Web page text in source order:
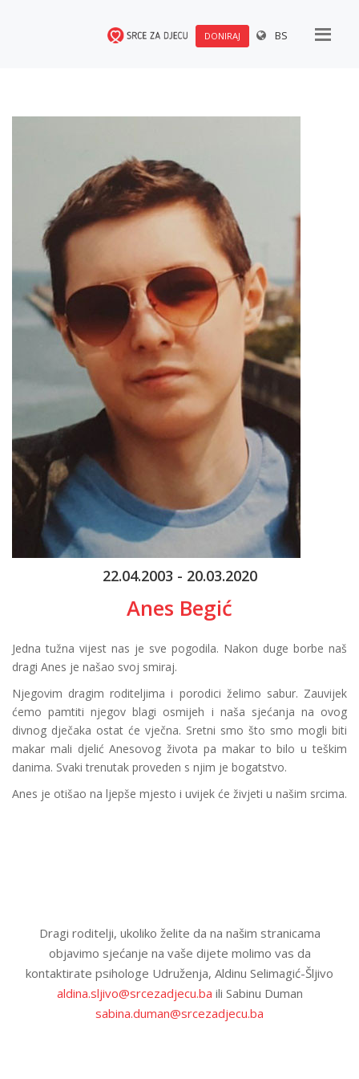
DONIRAJ BS
22.04.2003 - 20.03.2020
Anes Begić
Jedna tužna vijest nas je sve pogodila. Nakon duge borbe naš
dragi Anes je našao svoj smiraj.
Njegovim dragim roditeljima i porodici želimo sabur. Zauvijek
ćemo pamtiti njegov blagi osmijeh i naša sjećanja na ovog
divnog dječaka ostat će vječna. Sretni smo što smo mogli biti
makar mali djelić Anesovog života pa makar to bilo u teškim
danima. Svaki trenutak proveden s njim je bogatstvo.
Anes je otišao na ljepše mjesto i uvijek će živjeti u našim srcima.
Dragi roditelji, ukoliko želite da na našim stranicama
objavimo sjećanje na vaše dijete molimo vas da
kontaktirate psihologe Udruženja, Aldinu Selimagić-Šljivo
aldina.sljivo@srcezadjecu.ba ili Sabinu Duman
sabina.duman@srcezadjecu.ba